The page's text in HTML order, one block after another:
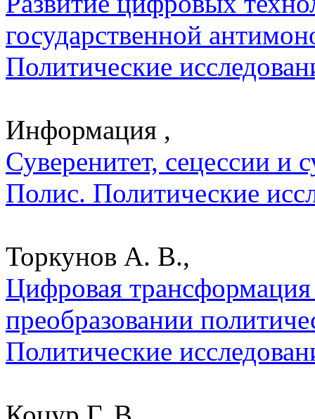
государственной
Политические
Информация ,
Суверенитет, сецессии и
Полис. Политические
Торкунов А. В.,
Цифровая трансформация
преобразовании
Политические